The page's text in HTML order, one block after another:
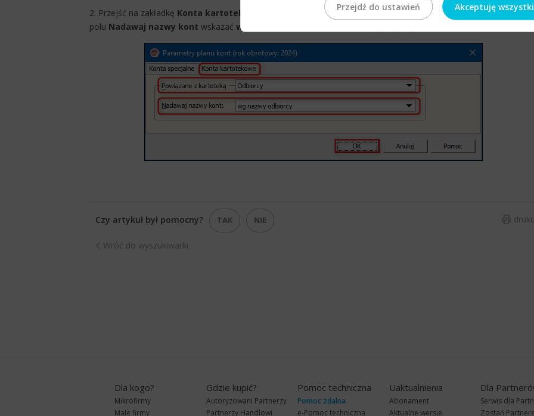
2. Przejść na zakładkę Konta kartotekowe Powiązane z kartotekąwybrać wartośćOdbiorcy , a w
polu Nadawaj nazwy kont wskazać wg nazwy odbiorcy
Czy artykuł był pomocny? TAK NIE
Wróć do wyszukiwarki
Dla kogo?
Mikrofirmy
Małe firmy
Gdzie kupić?
Autoryzowani Partnerzy
Partnerzy Handlowi
Pomoc techniczna
Pomoc zdalna
e-Pomoc techniczna
Uaktualnienia
Abonament
Aktualne wersje
Dla
Serwis dla
Zostań
Przejdź do ustawień Akceptuję